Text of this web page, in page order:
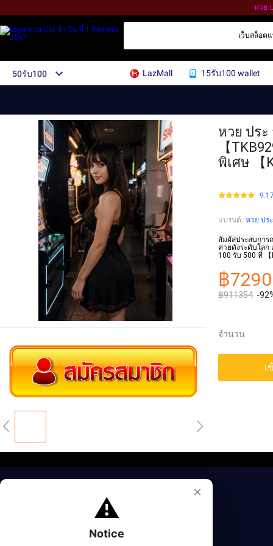
หวย
เว็บสล็อต
50รับ100 LazMall 15รับ100 wallet
หวย ประ
【
พิเศษ 【
แบรนด์: หวย ปร
สัมผัสประสบการ
ค่ายดังระดับโลก
100 รับ 500 ที่
฿
฿911354 -
จำนวน
เ
⚠️
Notice
×